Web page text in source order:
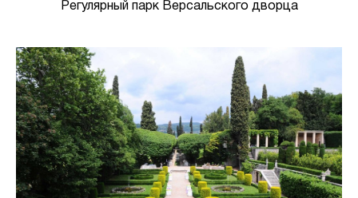
Регулярный парк Версальского дворца